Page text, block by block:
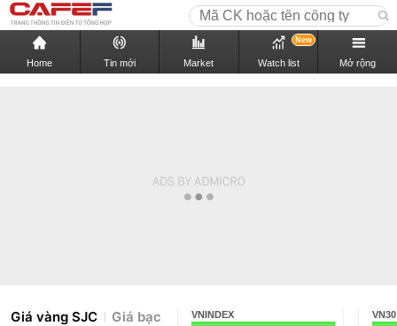
Home Tin mới Market Watch list
New
Mở rộng
Giá vàng SJC Giá bạc VNINDEX VN30